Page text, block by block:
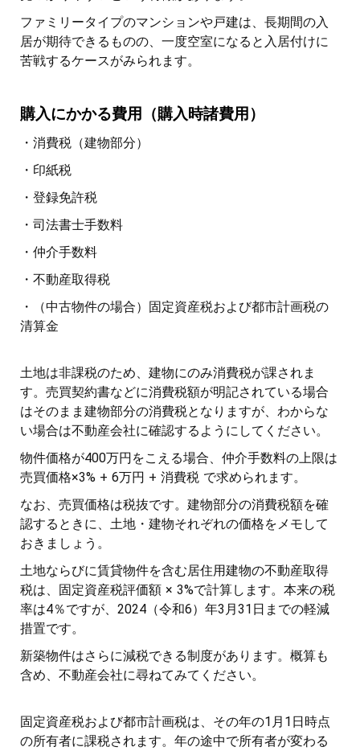
ファミリータイプのマンションや戸建は、長期間の入
居が期待できるものの、一度空室になると入居付けに
苦戦するケースがみられます。
購入にかかる費用（購入時諸費用）
・消費税（建物部分）
・印紙税
・登録免許税
・司法書士手数料
・仲介手数料
・不動産取得税
・（中古物件の場合）固定資産税および都市計画税の
清算金
土地は非課税のため、建物にのみ消費税が課されま
す。売買契約書などに消費税額が明記されている場合
はそのまま建物部分の消費税となりますが、わからな
い場合は不動産会社に確認するようにしてください。
物件価格が400万円をこえる場合、仲介手数料の上限は
売買価格×3% + 6万円 + 消費税 で求められます。
なお、売買価格は税抜です。建物部分の消費税額を確
認するときに、土地・建物それぞれの価格をメモして
おきましょう。
土地ならびに賃貸物件を含む居住用建物の不動産取得
税は、固定資産税評価額 × 3%で計算します。本来の税
率は4％ですが、2024（令和6）年3月31日までの軽減
措置です。
新築物件はさらに減税できる制度があります。概算も
含め、不動産会社に尋ねてみてください。
固定資産税および都市計画税は、その年の1月1日時点
の所有者に課税されます。年の途中で所有者が変わる